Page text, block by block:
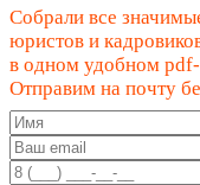
Собрали все
юристов и
в одном удобном
Отправим на почту